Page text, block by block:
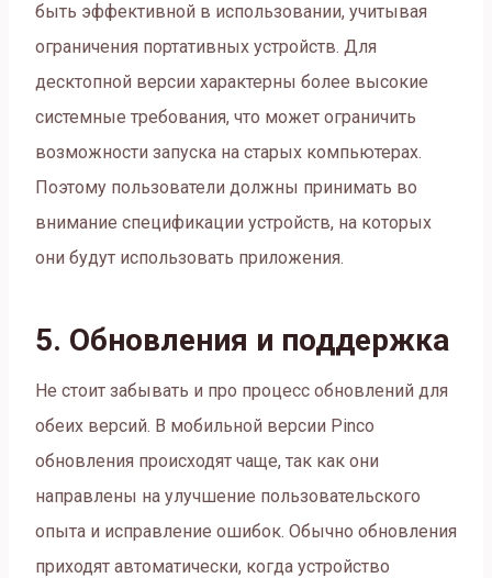
быть эффективной в использовании, учитывая
ограничения портативных устройств. Для
десктопной версии характерны более высокие
системные требования, что может ограничить
возможности запуска на старых компьютерах.
Поэтому пользователи должны принимать во
внимание спецификации устройств, на которых
они будут использовать приложения.
5. Обновления и поддержка
Не стоит забывать и про процесс обновлений для
обеих версий. В мобильной версии Pinco
обновления происходят чаще, так как они
направлены на улучшение пользовательского
опыта и исправление ошибок. Обычно обновления
приходят автоматически, когда устройство